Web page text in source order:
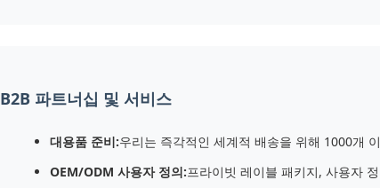
B2B 파트너십 및 서비스
대용품 준비:우리는 즉각적인 세계적 배송을 위해 1000개
OEM/ODM 사용자 정의:프라이빗 레이블 패키지, 사용자